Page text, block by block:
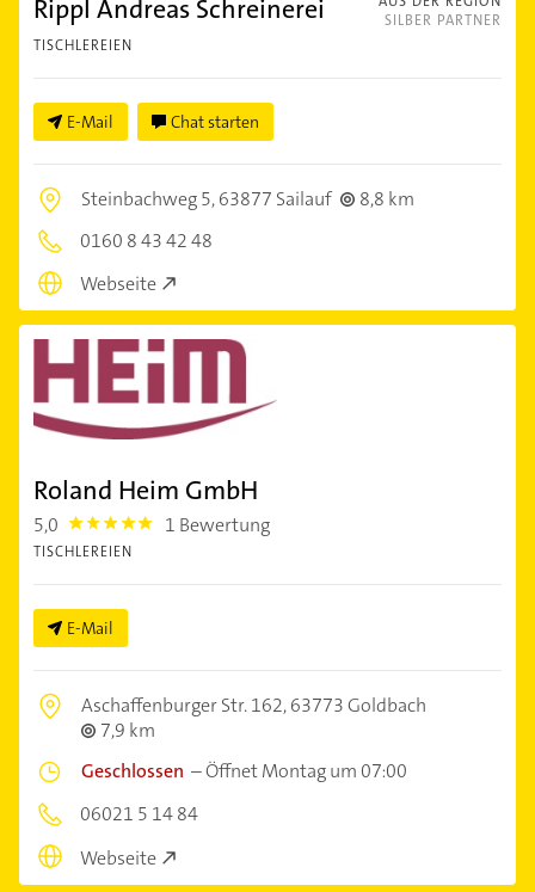
SILBER PARTNER
Rippl Andreas Schreinerei
TISCHLEREIEN
E-Mail Chat starten
Steinbachweg 5,63877 Sailauf
8,8 km
0160 8 43 42 48
Webseite
Roland Heim GmbH
5,0 5.0 1 Bewertung
TISCHLEREIEN
E-Mail
Aschaffenburger Str. 162,63773 Goldbach
7,9 km
Geschlossen –Öffnet Montag um 07:00
06021 5 14 84
Webseite